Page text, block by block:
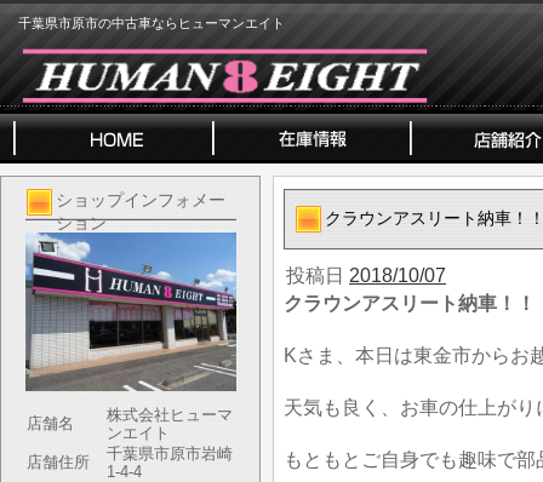
千葉県市原市の中古車ならヒューマンエイト
ショップインフォメー
ション
店舗名
株式会社ヒューマ
ンエイト
店舗住所
千葉県市原市岩崎
1-4-4
クラウンアスリート納車！
投稿日 2018/10/07
クラウンアスリート納車！！
Kさま、本日は東金市からお
天気も良く、お車の仕上が
もともとご自身でも趣味で